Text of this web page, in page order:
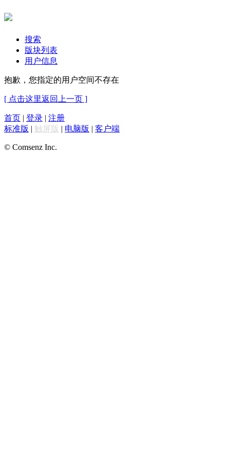
搜索
版块列表
用户信息
抱歉，您指定的用户空间不存在
[ 点击这里返回上一页 ]
首页 | 登录 | 注册
标准版 | 触屏版 | 电脑版 | 客户端
© Comsenz Inc.